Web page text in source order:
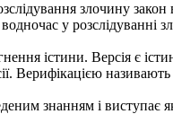
злочину
у
істини. Версія є
Верифікацією
знанням і виступає